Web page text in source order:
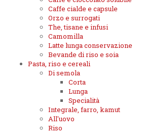
Caffe cialde e capsule
Orzo e surrogati
The, tisane e infusi
Camomilla
Latte lunga conservazione
Bevande di riso e soia
Pasta, riso e cereali
Di semola
Corta
Lunga
Specialità
Integrale, farro, kamut
All'uovo
Riso